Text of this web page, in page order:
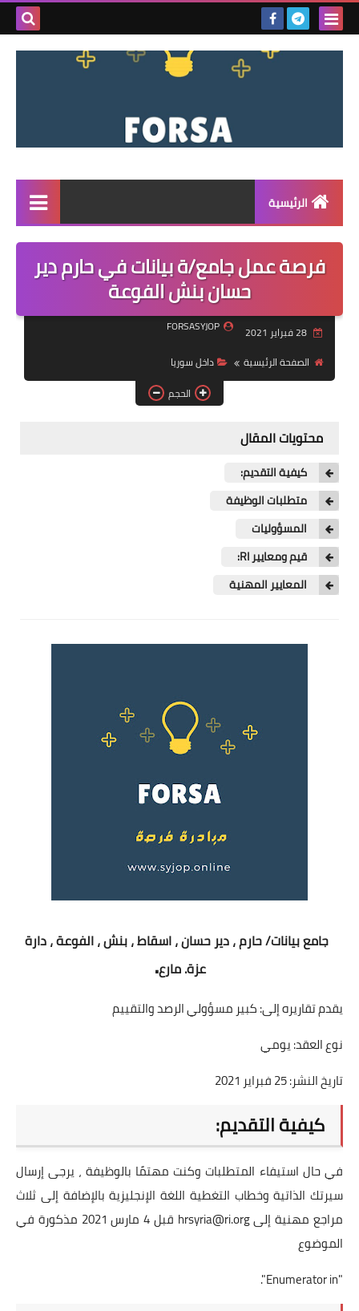
بحث
الرئيسية
القائمة
مناقصات
فرص عمل داخل سوريا
فرص عمل في العراق
فرص عمل في اليمن
فرصة عمل جامع/ة بيانات في حارم دير
حسان بنش الفوعة
28 فبراير 2021
FORSASYJOP
الصفحة الرئيسية
داخل سوريا
الحجم
محتويات المقال
كيفية التقديم:
متطلبات الوظيفة
المسؤوليات
قيم ومعايير RI:
المعايير المهنية
جامع بيانات/ حارم ، دير حسان ، اسقاط ، بنش ، الفوعة ، دارة
عزة. مارع.
يقدم تقاريره إلى: كبير مسؤولي الرصد والتقييم
نوع العقد: يومي
تاريخ النشر: 25 فبراير 2021
كيفية التقديم:
في حال استيفاء المتطلبات وكنت مهتمًا بالوظيفة ، يرجى إرسال
سيرتك الذاتية وخطاب التغطية اللغة الإنجليزية بالإضافة إلى ثلاث
مراجع مهنية إلىhrsyria@ri.org
قبل 4 مارس 2021 مذكورة في
الموضوع
"Enumerator in".